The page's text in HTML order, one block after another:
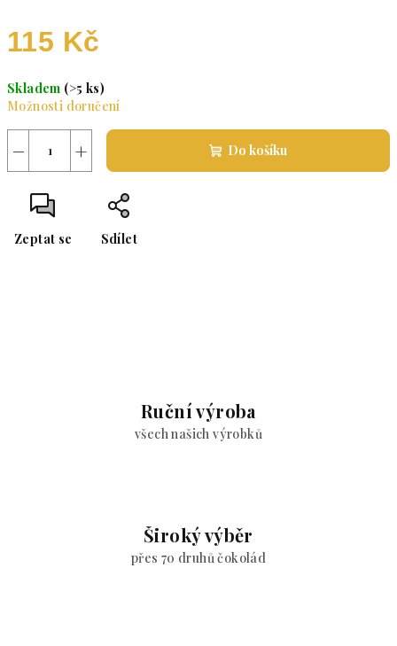
115 Kč
Skladem (>5 ks)
Možnosti doručení
+
− Do košíku
Zeptat se Sdílet
Ruční výroba
všech našich výrobků
Široký výběr
přes 70 druhů čokolád